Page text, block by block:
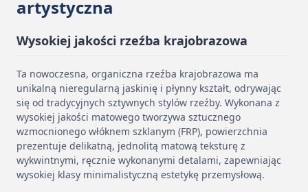
artystyczna
Wysokiej jakości rzeźba krajobrazowa
Ta nowoczesna, organiczna rzeźba krajobrazowa ma
unikalną nieregularną jaskinię i płynny kształt, odrywając
się od tradycyjnych sztywnych stylów rzeźby. Wykonana z
wysokiej jakości matowego tworzywa sztucznego
wzmocnionego włóknem szklanym (FRP), powierzchnia
prezentuje delikatną, jednolitą matową teksturę z
wykwintnymi, ręcznie wykonanymi detalami, zapewniając
wysokiej klasy minimalistyczną estetykę przemysłową.